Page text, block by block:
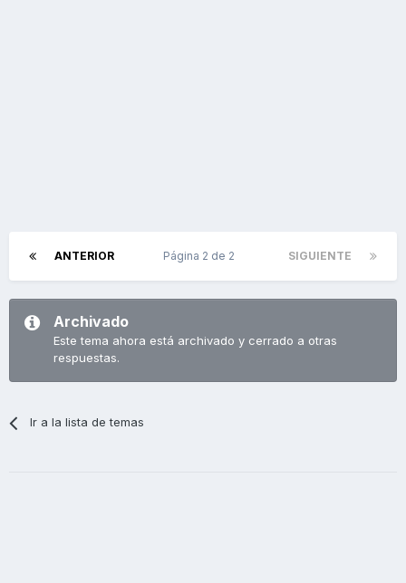
ANTERIOR SIGUIENTE
Página 2 de 2
Archivado
Este tema ahora está archivado y cerrado a otras
respuestas.
Ir a la lista de temas